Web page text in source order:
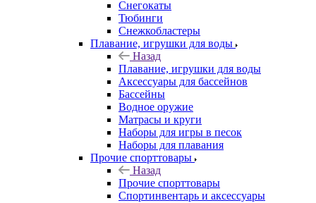
Снегокаты
Тюбинги
Снежкобластеры
Плавание, игрушки для воды
Назад
Плавание, игрушки для воды
Аксессуары для бассейнов
Бассейны
Водное оружие
Матрасы и круги
Наборы для игры в песок
Наборы для плавания
Прочие спорттовары
Назад
Прочие спорттовары
Спортинвентарь и аксессуары